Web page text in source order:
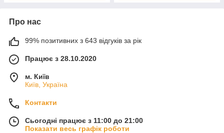
Про нас
99% позитивних з 643 відгуків за рік
Працює з 28.10.2020
м. Київ
Київ, Україна
Контакти
Сьогодні працює з 11:00 до 21:00
Показати весь графік роботи